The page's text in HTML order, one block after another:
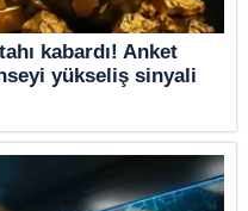
kabardı! Anket
yükseliş sinyali